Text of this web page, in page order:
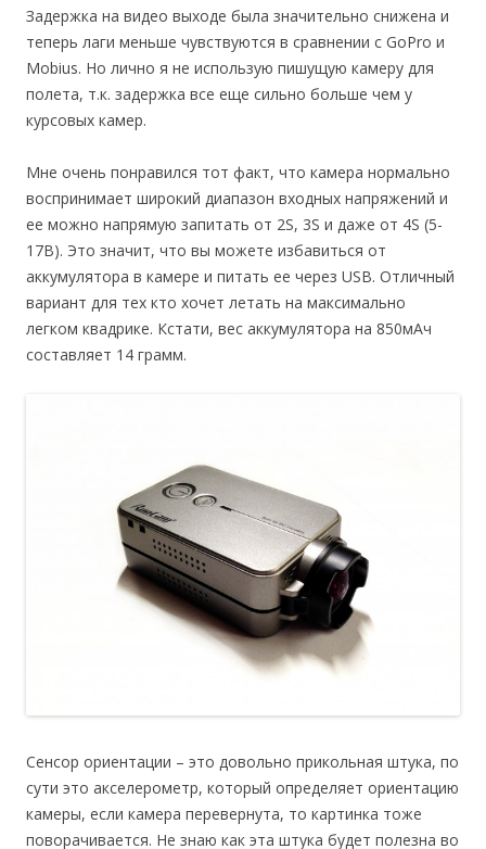
Задержка на видео выходе была значительно снижена и
теперь лаги меньше чувствуются в сравнении с GoPro и
Mobius. Но лично я не использую пишущую камеру для
полета, т.к. задержка все еще сильно больше чем у
курсовых камер.
Мне очень понравился тот факт, что камера нормально
воспринимает широкий диапазон входных напряжений и
ее можно напрямую запитать от 2S, 3S и даже от 4S (5-
17В). Это значит, что вы можете избавиться от
аккумулятора в камере и питать ее через USB. Отличный
вариант для тех кто хочет летать на максимально
легком квадрике. Кстати, вес аккумулятора на 850мАч
составляет 14 грамм.
Сенсор ориентации – это довольно прикольная штука, по
сути это акселерометр, который определяет ориентацию
камеры, если камера перевернута, то картинка тоже
поворачивается. Не знаю как эта штука будет полезна во